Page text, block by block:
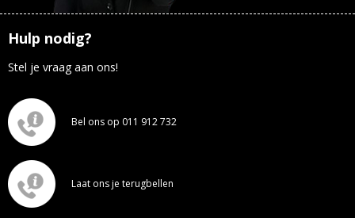
Hulp nodig?
Stel je vraag aan ons!
Bel ons op 011 912 732
Laat ons je terugbellen